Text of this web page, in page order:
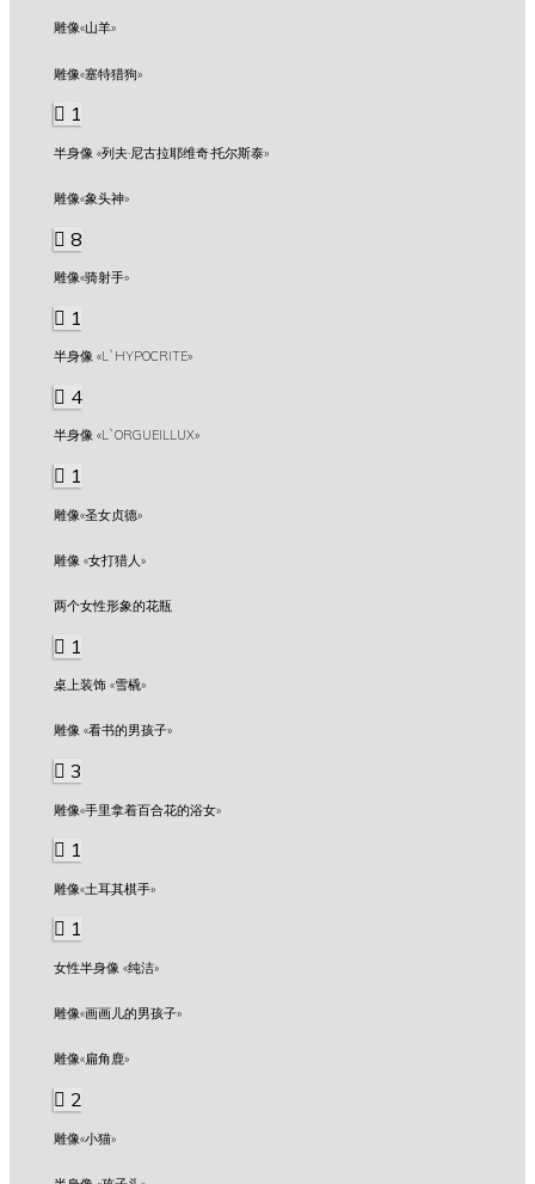
雕像«山羊»
雕像«塞特猎狗»
1
半身像 «列夫·尼古拉耶维奇·托尔斯泰»
雕像«象头神»
8
雕像«骑射手»
1
半身像 «L`HYPOCRITE»
4
半身像 «L`ORGUEILLUX»
1
雕像«圣女贞德»
雕像 «女打猎人»
两个女性形象的花瓶
1
桌上装饰 «雪橇»
雕像 «看书的男孩子»
3
雕像«手里拿着百合花的浴女»
1
雕像«土耳其棋手»
1
女性半身像 «纯洁»
雕像«画画儿的男孩子»
雕像«扁角鹿»
2
雕像«小猫»